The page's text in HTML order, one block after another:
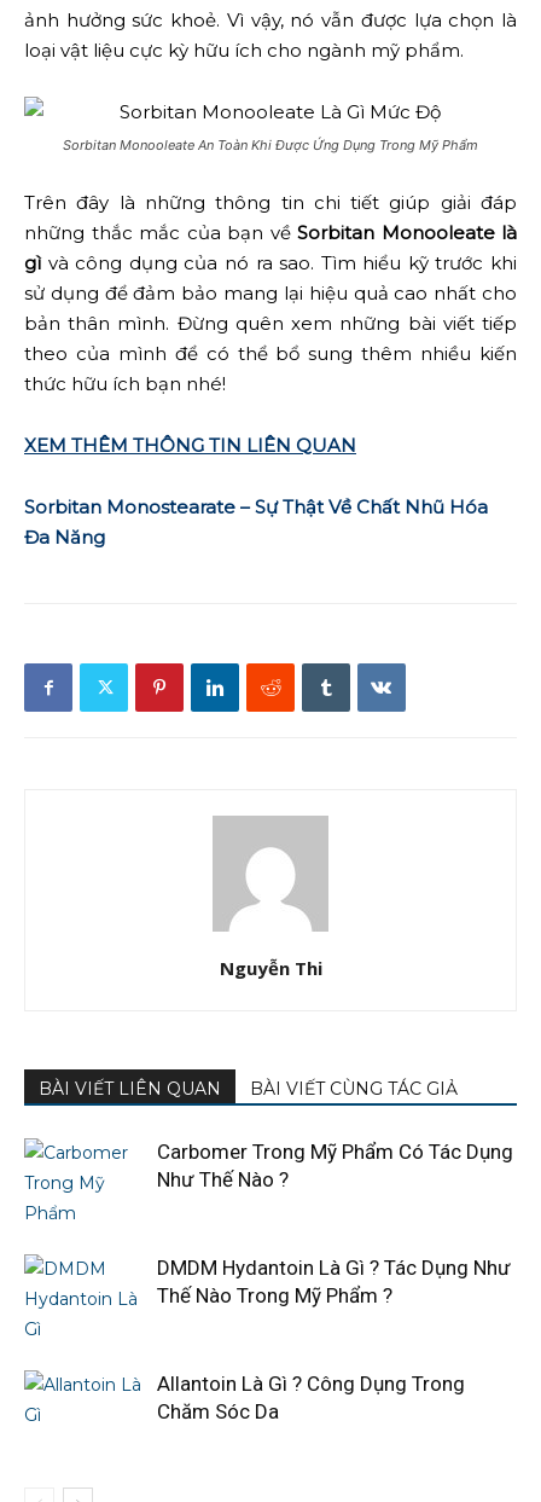
ảnh hưởng sức khoẻ. Vì vậy, nó vẫn được lựa chọn là
loại vật liệu cực kỳ hữu ích cho ngành mỹ phẩm.
Sorbitan Monooleate An Toàn Khi Được Ứng Dụng Trong Mỹ Phẩm
Trên đây là những thông tin chi tiết giúp giải đáp
những thắc mắc của bạn về Sorbitan Monooleate là
gìvà công dụng của nó ra sao. Tìm hiểu kỹ trước khi
sử dụng để đảm bảo mang lại hiệu quả cao nhất cho
bản thân mình. Đừng quên xem những bài viết tiếp
theo của mình để có thể bổ sung thêm nhiều kiến
thức hữu ích bạn nhé!
XEM THÊM THÔNG TIN LIÊN QUAN
Sorbitan Monostearate – Sự Thật Về Chất Nhũ Hóa
Đa Năng
Nguyễn Thi
BÀI VIẾT LIÊN QUAN BÀI VIẾT CÙNG TÁC GIẢ
Carbomer Trong Mỹ Phẩm Có Tác Dụng
Như Thế Nào ?
DMDM Hydantoin Là Gì ? Tác Dụng Như
Thế Nào Trong Mỹ Phẩm ?
Allantoin Là Gì ? Công Dụng Trong
Chăm Sóc Da